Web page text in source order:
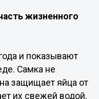
жизненного
и показывают
Самка не
защищает яйца от
их свежей водой,